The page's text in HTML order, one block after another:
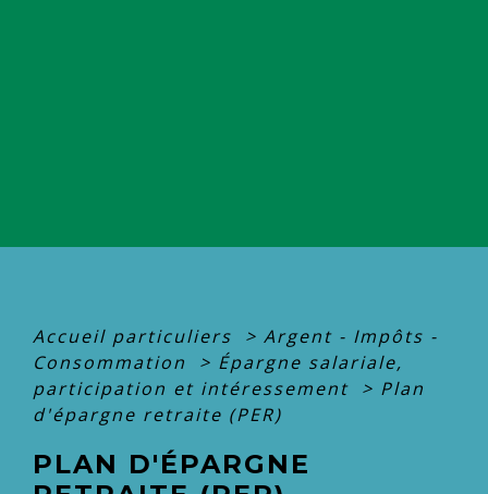
Accueil particuliers > Argent - Impôts -
Consommation
> Épargne salariale,
participation et intéressement > Plan
d'épargne retraite (PER)
PLAN D'ÉPARGNE